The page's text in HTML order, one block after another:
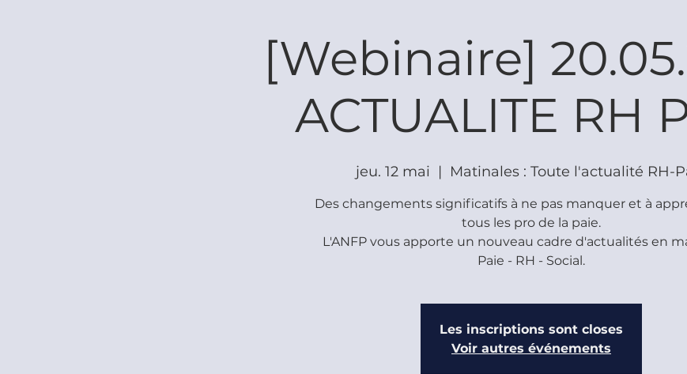
[Webinaire]
ACTUALITE RH
jeu. 12 mai
  |
Matinales : Toute l'actualité RH-
Des changements significatifs à ne pas manquer et à
tous les pro de la paie.
L'ANFP vous apporte un nouveau cadre d'actualités en
Paie - RH - Social.
Les inscriptions sont closes
Voir autres événements